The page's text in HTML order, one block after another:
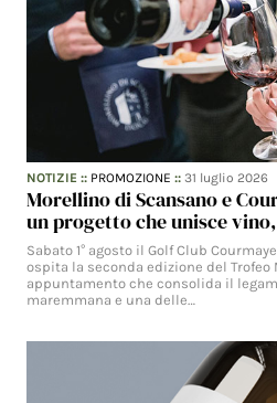
NOTIZIE :: PROMOZIONE ::31 luglio 2026
Morellino di Scansano e
un progetto che unisce
Sabato 1° agosto il Golf Club
ospita la seconda edizione del
appuntamento che consolida il
maremmana e una delle…